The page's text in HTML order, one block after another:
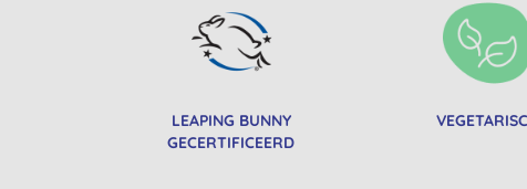
LEAPING BUNNY
GECERTIFICEERD